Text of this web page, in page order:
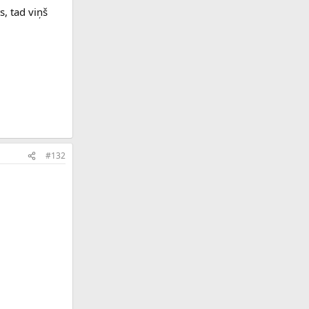
tad viņš
#132